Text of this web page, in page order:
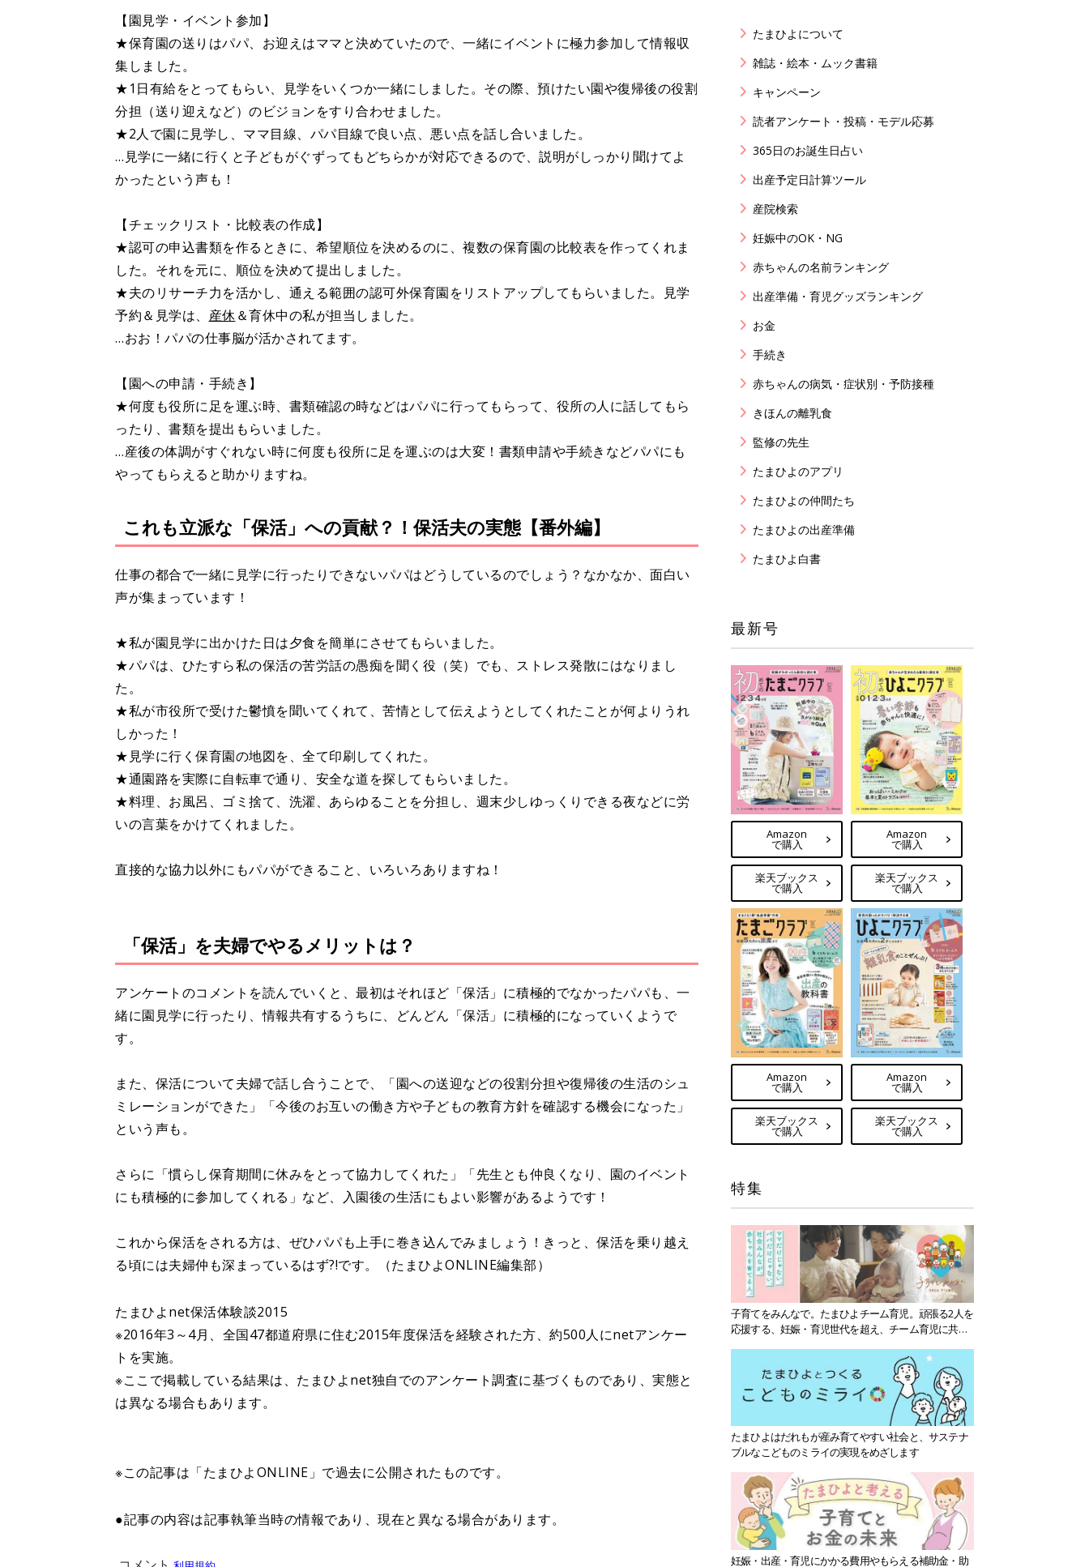
【園見学・イベント参加】
★保育園の送りはパパ、お迎えはママと決めていたので、一緒にイベントに極力参加して情報収
集しました。
★1日有給をとってもらい、見学をいくつか一緒にしました。その際、預けたい園や復帰後の役割
分担（送り迎えなど）のビジョンをすり合わせました。
★2人で園に見学し、ママ目線、パパ目線で良い点、悪い点を話し合いました。
…見学に一緒に行くと子どもがぐずってもどちらかが対応できるので、説明がしっかり聞けてよ
かったという声も！
【チェックリスト・比較表の作成】
★認可の申込書類を作るときに、希望順位を決めるのに、複数の保育園の比較表を作ってくれま
した。それを元に、順位を決めて提出しました。
★夫のリサーチ力を活かし、通える範囲の認可外保育園をリストアップしてもらいました。見学
予約＆見学は、 産休＆育休中の私が担当しました。
…おお！パパの仕事脳が活かされてます。
【園への申請・手続き】
★何度も役所に足を運ぶ時、書類確認の時などはパパに行ってもらって、役所の人に話してもら
ったり、書類を提出もらいました。
…産後の体調がすぐれない時に何度も役所に足を運ぶのは大変！書類申請や手続きなどパパにも
やってもらえると助かりますね。
これも立派な「保活」への貢献？！保活夫の実態【番外編】
仕事の都合で一緒に見学に行ったりできないパパはどうしているのでしょう？なかなか、面白い
声が集まっています！
★私が園見学に出かけた日は夕食を簡単にさせてもらいました。
★パパは、ひたすら私の保活の苦労話の愚痴を聞く役（笑）でも、ストレス発散にはなりまし
た。
★私が市役所で受けた鬱憤を聞いてくれて、苦情として伝えようとしてくれたことが何よりうれ
しかった！
★見学に行く保育園の地図を、全て印刷してくれた。
★通園路を実際に自転車で通り、安全な道を探してもらいました。
★料理、お風呂、ゴミ捨て、洗濯、あらゆることを分担し、週末少しゆっくりできる夜などに労
いの言葉をかけてくれました。
直接的な協力以外にもパパができること、いろいろありますね！
「保活」を夫婦でやるメリットは？
アンケートのコメントを読んでいくと、最初はそれほど「保活」に積極的でなかったパパも、一
緒に園見学に行ったり、情報共有するうちに、どんどん「保活」に積極的になっていくようで
す。
また、保活について夫婦で話し合うことで、「園への送迎などの役割分担や復帰後の生活のシュ
ミレーションができた」「今後のお互いの働き方や子どもの教育方針を確認する機会になった」
という声も。
さらに「慣らし保育期間に休みをとって協力してくれた」「先生とも仲良くなり、園のイベント
にも積極的に参加してくれる」など、入園後の生活にもよい影響があるようです！
これから保活をされる方は、ぜひパパも上手に巻き込んでみましょう！きっと、保活を乗り越え
る頃には夫婦仲も深まっているはず?!です。（たまひよONLINE編集部）
たまひよnet保活体験談2015
※2016年3～4月、全国47都道府県に住む2015年度保活を経験された方、約500人にnetアンケー
トを実施。
※ここで掲載している結果は、たまひよnet独自でのアンケート調査に基づくものであり、実態と
は異なる場合もあります。
※この記事は「たまひよONLINE」で過去に公開されたものです。
●記事の内容は記事執筆当時の情報であり、現在と異なる場合があります。
たまひよについて
雑誌・絵本・ムック書籍
キャンペーン
読者アンケート・投稿・モデル応募
365日のお誕生日占い
出産予定日計算ツール
産院検索
妊娠中のOK・NG
赤ちゃんの名前ランキング
出産準備・育児グッズランキング
お金
手続き
赤ちゃんの病気・症状別・予防接種
きほんの離乳食
監修の先生
たまひよのアプリ
たまひよの仲間たち
たまひよの出産準備
たまひよ白書
最新号
Amazon
で購入
楽天ブックス
で購入
Amazon
で購入
楽天ブックス
で購入
Amazon
で購入
楽天ブックス
で購入
Amazon
で購入
楽天ブックス
で購入
特集
子育てをみんなで。たまひよチーム育児。頑張る2人を
応援する、妊娠・育児世代を超え、チーム育児に共感
たまひよはだれもが産み育てやすい社会と、サステナ
ブルなこどものミライの実現をめざします
妊娠・出産・育児にかかる費用やもらえる補助金・助